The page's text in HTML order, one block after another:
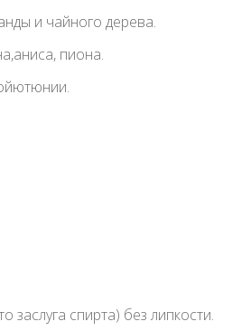
и чайного дерева.
пиона.
заслуга спирта) без липкости.